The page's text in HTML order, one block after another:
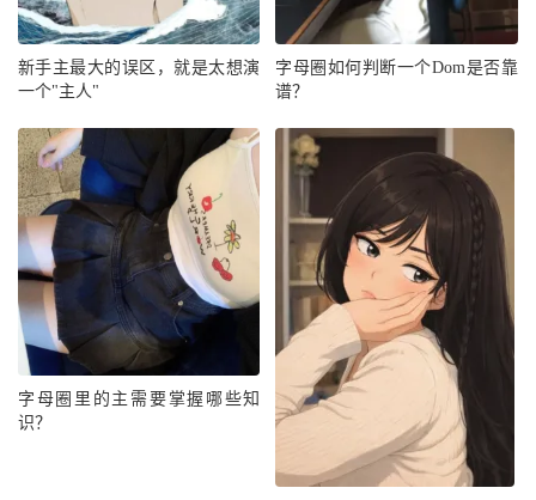
新手主最大的误区，就是太想演
一个"主人"
字母圈如何判断一个Dom是否靠
谱？
字母圈里的主需要掌握哪些知
识？